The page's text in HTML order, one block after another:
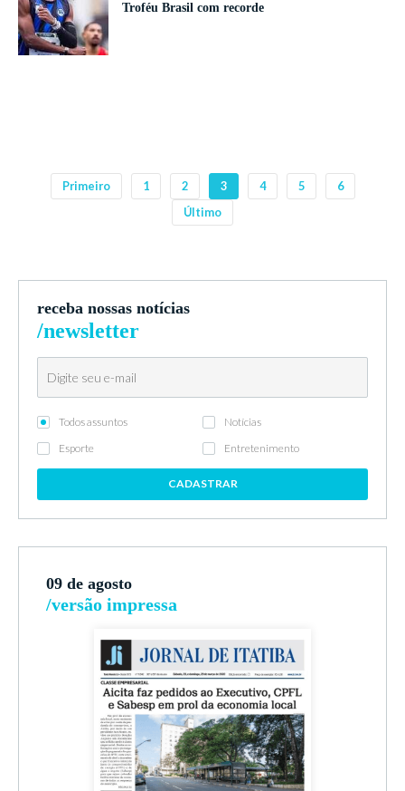
Troféu Brasil com recorde
Primeiro 1 2 3 4 5
6
Último
receba nossas notícias
/newsletter
Todos assuntos
Notícias
Esporte
Entretenimento
CADASTRAR
09 de agosto
/versão impressa